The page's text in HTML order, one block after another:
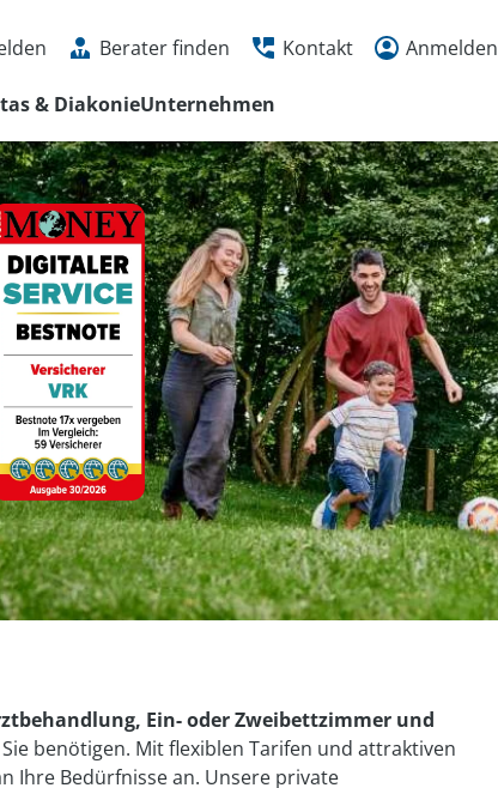
Berater finden Kontakt
Service Hotline
0800 2 153 456
Mo bis Fr von 08 - 20 Uhr
Schaden melden
Kontaktformular
Weitere Kontaktmöglichkeiten
Anmelden
& DiakonieUnternehmen
Ein- oder Zweibettzimmer und
benötigen. Mit flexiblen Tarifen und attraktiven
Ihre Bedürfnisse an. Unsere private